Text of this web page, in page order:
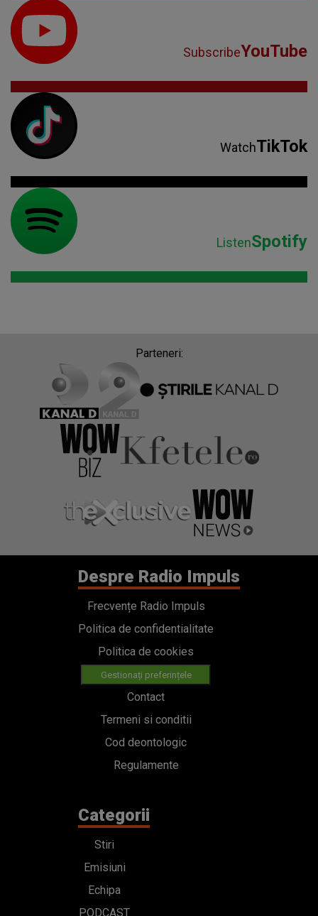
SubscribeYouTube
WatchTikTok
ListenSpotify
Parteneri:
Despre Radio Impuls
Frecvențe Radio Impuls
Politica de confidentialitate
Politica de cookies
Gestionați preferințele
Contact
Termeni si conditii
Cod deontologic
Regulamente
Categorii
Stiri
Emisiuni
Echipa
PODCAST